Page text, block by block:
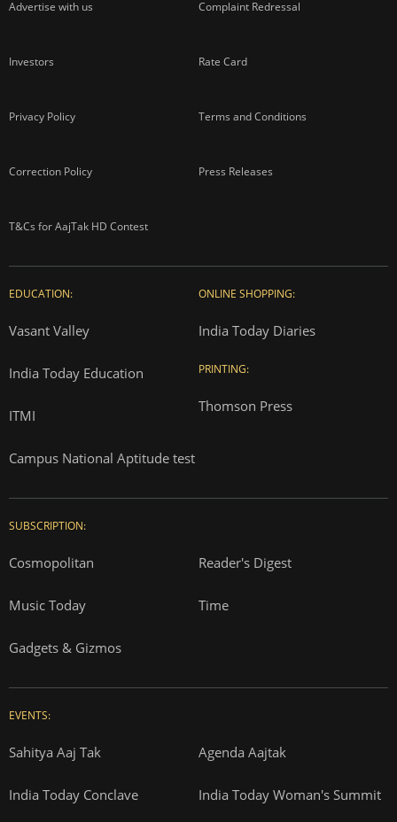
Advertise with us Complaint Redressal
Investors Rate Card
Privacy Policy Terms and Conditions
Correction Policy Press Releases
T&Cs for AajTak HD Contest
EDUCATION:
Vasant Valley
India Today Education
ITMI
Campus National Aptitude test
ONLINE SHOPPING:
India Today Diaries
PRINTING:
Thomson Press
SUBSCRIPTION:
Cosmopolitan Reader's Digest
Music Today Time
Gadgets & Gizmos
EVENTS:
Sahitya Aaj Tak Agenda Aajtak
India Today Conclave India Today Woman's Summit